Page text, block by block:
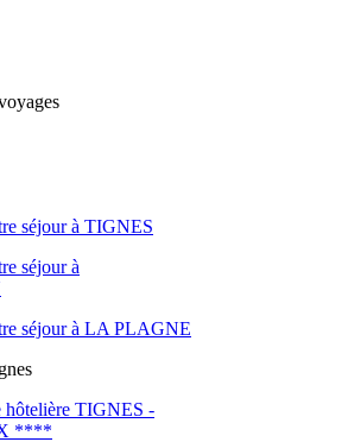
séjour à TIGNES
séjour à
séjour à LA PLAGNE
hôtelière TIGNES -
****